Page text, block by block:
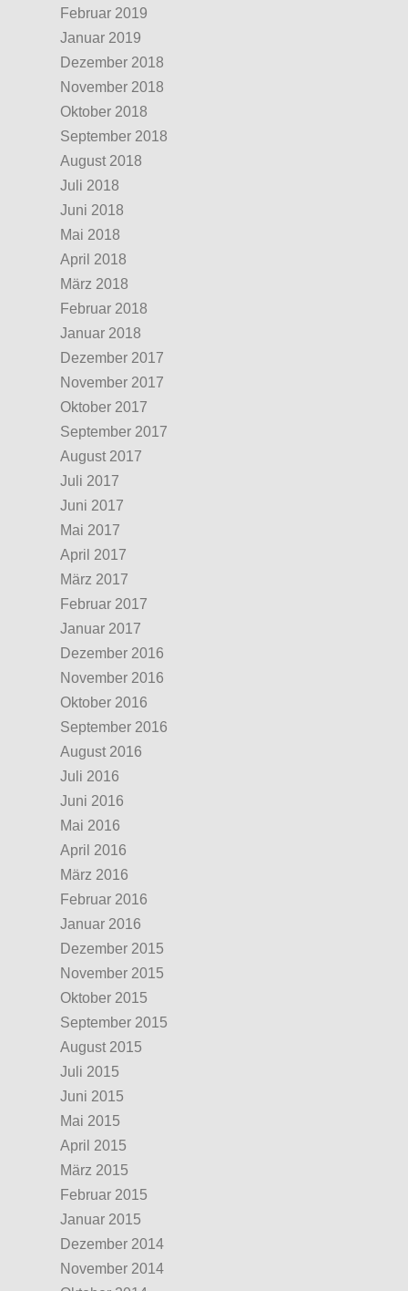
Februar 2019
Januar 2019
Dezember 2018
November 2018
Oktober 2018
September 2018
August 2018
Juli 2018
Juni 2018
Mai 2018
April 2018
März 2018
Februar 2018
Januar 2018
Dezember 2017
November 2017
Oktober 2017
September 2017
August 2017
Juli 2017
Juni 2017
Mai 2017
April 2017
März 2017
Februar 2017
Januar 2017
Dezember 2016
November 2016
Oktober 2016
September 2016
August 2016
Juli 2016
Juni 2016
Mai 2016
April 2016
März 2016
Februar 2016
Januar 2016
Dezember 2015
November 2015
Oktober 2015
September 2015
August 2015
Juli 2015
Juni 2015
Mai 2015
April 2015
März 2015
Februar 2015
Januar 2015
Dezember 2014
November 2014